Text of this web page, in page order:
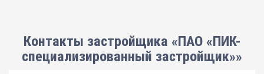
Контакты застройщика «ПАО «ПИК-
специализированный застройщик»»